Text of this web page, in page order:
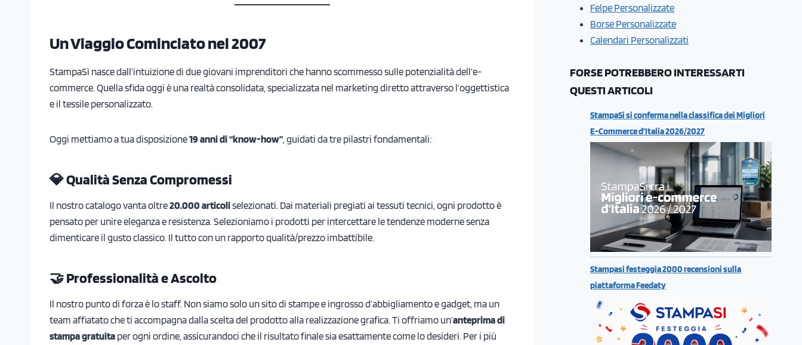
Un Viaggio Cominciato nel 2007
StampaSì nasce dall’intuizione di due giovani imprenditori che hanno scommesso sulle potenzialità dell’e-
commerce. Quella sfida oggi è una realtà consolidata, specializzata nel marketing diretto attraverso l’oggettistica
e il tessile personalizzato.
Oggi mettiamo a tua disposizione19 anni di “know-how” , guidati da tre pilastri fondamentali:
💎 Qualità Senza Compromessi
Il nostro catalogo vanta oltre20.000 articoliselezionati. Dai materiali pregiati ai tessuti tecnici, ogni prodotto è
pensato per unire eleganza e resistenza. Selezioniamo i prodotti per intercettare le tendenze moderne senza
dimenticare il gusto classico. Il tutto con un rapporto qualità/prezzo imbattibile.
🤝 Professionalità e Ascolto
Il nostro punto di forza è lo staff. Non siamo solo un sito di stampe e ingrosso d’abbigliamento e gadget, ma un
team affiatato che ti accompagna dalla scelta del prodotto alla realizzazione grafica. Ti offriamo un’anteprima di
stampa gratuita per ogni ordine, assicurandoci che il risultato finale sia esattamente come lo desideri. Per i più
Felpe Personalizzate
Borse Personalizzate
Calendari Personalizzati
FORSE POTREBBERO INTERESSARTI
QUESTI ARTICOLI
StampaSi si conferma nella classifica dei Migliori
E-Commerce d’Italia 2026/2027
Stampasi festeggia 2000 recensioni sulla
piattaforma Feedaty